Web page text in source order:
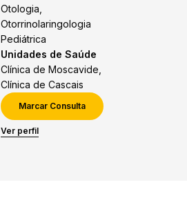
Otologia,
Otorrinolaringologia
Pediátrica
Unidades de Saúde
Clínica de Moscavide,
Clínica de Cascais
Marcar Consulta
Ver perfil